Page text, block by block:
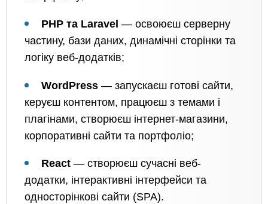
PHP та Laravel — освоюєш серверну
частину, бази даних, динамічні сторінки та
логіку веб-додатків;
WordPress — запускаєш готові сайти,
керуєш контентом, працюєш з темами і
плагінами, створюєш інтернет-магазини,
корпоративні сайти та портфоліо;
React — створюєш сучасні веб-
додатки, інтерактивні інтерфейси та
односторінкові сайти (SPA).